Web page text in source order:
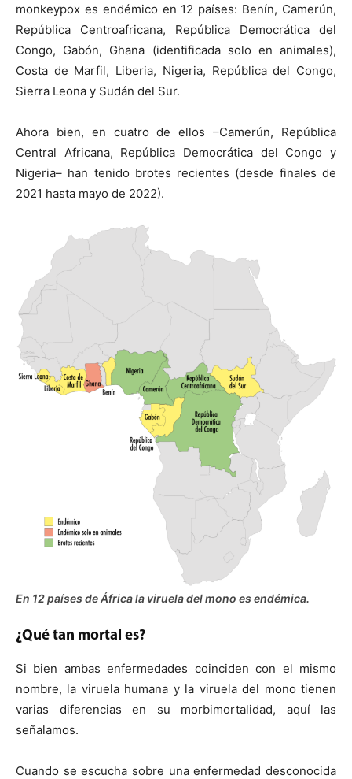
monkeypox es endémico en 12 países: Benín, Camerún,
República Centroafricana, República Democrática del
Congo, Gabón, Ghana (identificada solo en animales),
Costa de Marfil, Liberia, Nigeria, República del Congo,
Sierra Leona y Sudán del Sur.
Ahora bien, en cuatro de ellos –Camerún, República
Central Africana, República Democrática del Congo y
Nigeria– han tenido brotes recientes (desde finales de
2021 hasta mayo de 2022).
En 12 países de África la viruela del mono es endémica.
¿Qué tan mortal es?
Si bien ambas enfermedades coinciden con el mismo
nombre, la viruela humana y la viruela del mono tienen
varias diferencias en su morbimortalidad, aquí las
señalamos.
Cuando se escucha sobre una enfermedad desconocida